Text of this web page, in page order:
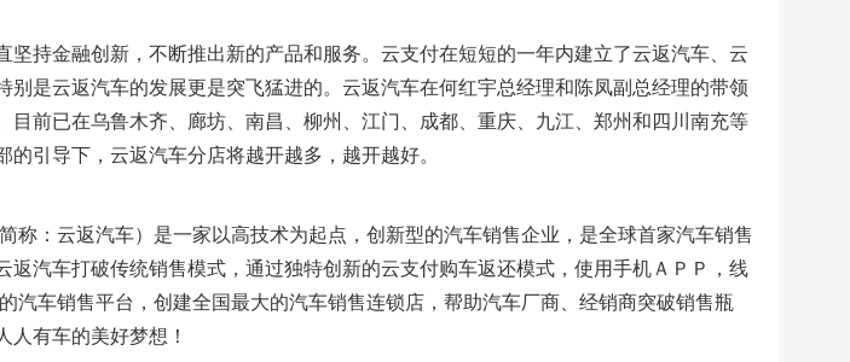
坚持金融创新，不断推出新的产品和服务。云支付在短短的一年内建立了云返汽车、云
别是云返汽车的发展更是突飞猛进的。云返汽车在何红宇总经理和陈凤副总经理的带领
目前已在乌鲁木齐、廊坊、南昌、柳州、江门、成都、重庆、九江、郑州和四川南充等
引导下，云返汽车分店将越开越多，越开越好。
称：云返汽车）是一家以高技术为起点，创新型的汽车销售企业，是全球首家汽车销售
返汽车打破传统销售模式，通过独特创新的云支付购车返还模式，使用手机ＡＰＰ，线
汽车销售平台，创建全国最大的汽车销售连锁店，帮助汽车厂商、经销商突破销售瓶
人有车的美好梦想！